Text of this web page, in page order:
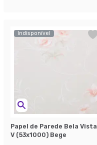
Indisponível
Papel de Parede Bela Vista
V (53x1000) Bege